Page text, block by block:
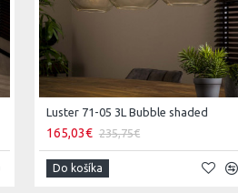
Luster 71-05 3L Bubble shaded
165,03€ 235,75€
Do košíka